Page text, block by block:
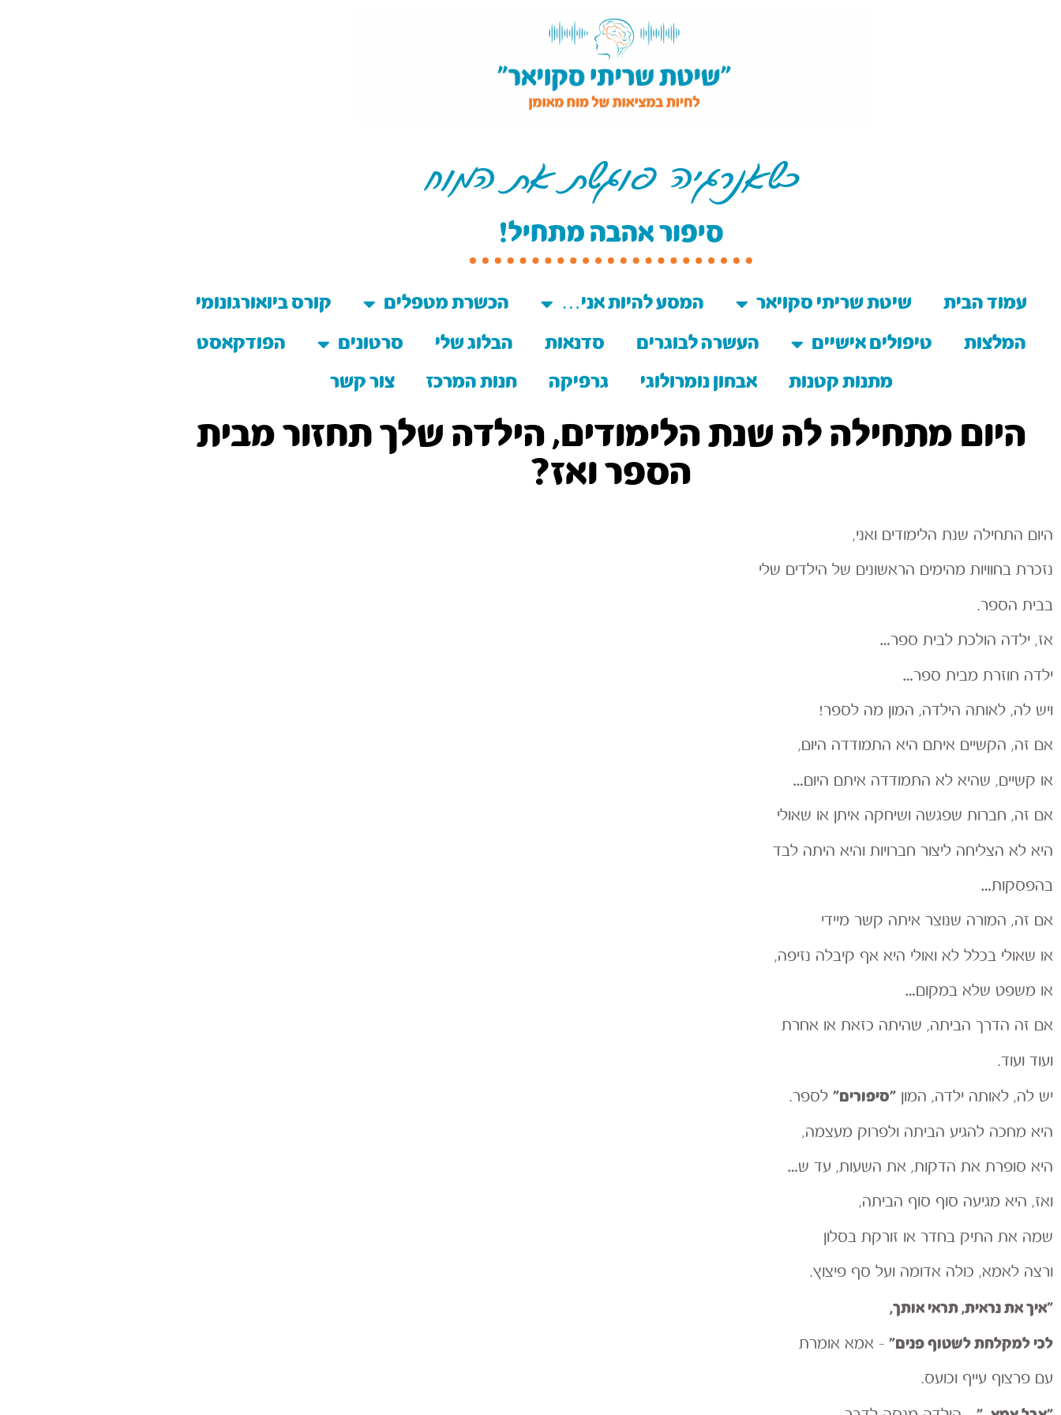
כשאנרגיה פוגשת את המוח
סיפור אהבה מתחיל!
עמוד הבית שיטת שריתי סקויאר המסע להיות אני… הכשרת מטפלים
קורס ביואורגונומי
המלצות
טיפולים אישיים העשרה לבוגרים סדנאות הבלוג שלי סרטונים
הפודקאסט
מתנות קטנות
אבחון נומרולוגי גרפיקה חנות המרכז צור קשר
היום מתחילה לה שנת הלימודים, הילדה שלך תחזור מבית
הספר ואז?
היום התחילה שנת הלימודים ואני,
נזכרת בחוויות מהימים הראשונים של הילדים שלי
בבית הספר.
אז, ילדה הולכת לבית ספר…
ילדה חוזרת מבית ספר…
ויש לה, לאותה הילדה, המון מה לספר!
אם זה, הקשיים איתם היא התמודדה היום,
או קשיים, שהיא לא התמודדה איתם היום…
אם זה, חברות שפגשה ושיחקה איתן או שאולי
היא לא הצליחה ליצור חברויות והיא היתה לבד
בהפסקות…
אם זה, המורה שנוצר איתה קשר מיידי
או שאולי בכלל לא ואולי היא אף קיבלה נזיפה,
או משפט שלא במקום…
אם זה הדרך הביתה, שהיתה כזאת או אחרת
ועוד ועוד.
יש לה, לאותה ילדה, המון ״סיפורים״ לספר.
היא מחכה להגיע הביתה ולפרוק מעצמה,
היא סופרת את הדקות, את השעות, עד ש…
ואז, היא מגיעה סוף סוף הביתה,
שמה את התיק בחדר או זורקת בסלון
ורצה לאמא, כולה אדומה ועל סף פיצוץ.
״איך את נראית, תראי אותך,
לכי למקלחת לשטוף פנים״ – אמא אומרת
עם פרצוף עייף וכועס.